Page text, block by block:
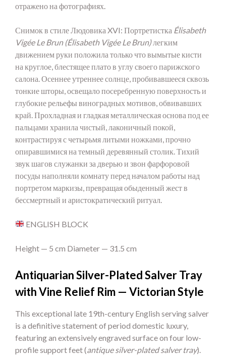
отражено на фотографиях.
Снимок в стиле Людовика XVI: Портретистка Élisabeth
Vigée Le Brun (Élisabeth Vigée Le Brun)легким
движением руки положила только что вымытые кисти
на круглое, блестящее плато в углу своего парижского
салона. Осеннее утреннее солнце, пробивавшееся сквозь
тонкие шторы, освещало посеребренную поверхность и
глубокие рельефы виноградных мотивов, обвивавших
край. Прохладная и гладкая металлическая основа под ее
пальцами хранила чистый, лаконичный покой,
контрастируя с четырьмя литыми ножками, прочно
опиравшимися на темный деревянный столик. Тихий
звук шагов служанки за дверью и звон фарфоровой
посуды наполняли комнату перед началом работы над
портретом маркизы, превращая обыденный жест в
бессмертный и аристократический ритуал.
ENGLISH BLOCK
Height — 5 cm Diameter — 31.5 cm
Antiquarian Silver-Plated Salver Tray
with Vine Relief Rim — Victorian Style
This exceptional late 19th-century English serving salver
is a definitive statement of period domestic luxury,
featuring an extensively engraved surface on four low-
profile support feet (antique silver-plated salver tray).